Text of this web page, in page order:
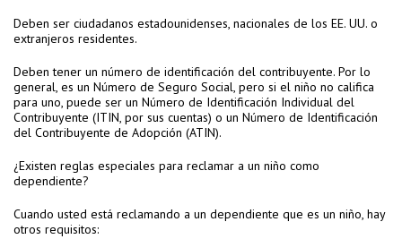
Deben ser ciudadanos estadounidenses, nacionales de los EE. UU. o
extranjeros residentes.
Deben tener un número de identificación del contribuyente. Por lo
general, es un Número de Seguro Social, pero si el niño no califica
para uno, puede ser un Número de Identificación Individual del
Contribuyente (ITIN, por sus cuentas) o un Número de Identificación
del Contribuyente de Adopción (ATIN).
¿Existen reglas especiales para reclamar a un niño como
dependiente?
Cuando usted está reclamando a un dependiente que es un niño, hay
otros requisitos: